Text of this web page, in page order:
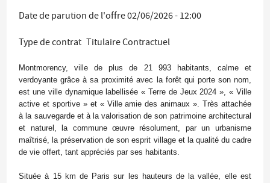
Date de parution de l'offre02/06/2026 - 12:00
Type de contrat TitulaireContractuel
Montmorency, ville de plus de 21 993 habitants, calme et
verdoyante grâce à sa proximité avec la forêt qui porte son nom,
est une ville dynamique labellisée « Terre de Jeux 2024 », « Ville
active et sportive » et « Ville amie des animaux ». Très attachée
à la sauvegarde et à la valorisation de son patrimoine architectural
et naturel, la commune œuvre résolument, par un urbanisme
maîtrisé, la préservation de son esprit village et la qualité du cadre
de vie offert, tant appréciés par ses habitants.
Située à 15 km de Paris sur les hauteurs de la vallée, elle est